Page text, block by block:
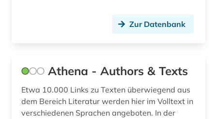
kritik (1)
kultur (5)
Zur Datenbank
Athena - Authors & Texts
Etwa 10.000 Links zu Texten überwiegend aus
dem Bereich Literatur werden hier im Volltext in
verschiedenen Sprachen angeboten. In der